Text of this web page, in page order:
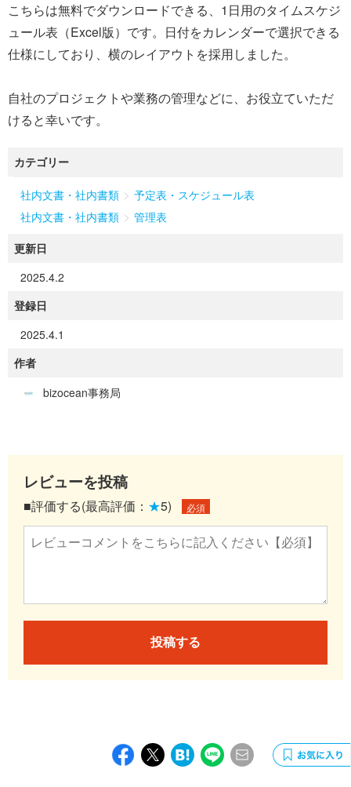
こちらは無料でダウンロードできる、1日用のタイムスケジ
ュール表（Excel版）です。日付をカレンダーで選択できる
仕様にしており、横のレイアウトを採用しました。
自社のプロジェクトや業務の管理などに、お役立ていただ
けると幸いです。
カテゴリー
社内文書・社内書類 > 予定表・スケジュール表
社内文書・社内書類 > 管理表
更新日
2025.4.2
登録日
2025.4.1
作者
bizocean事務局
レビューを投稿
■評価する(最高評価： ★5) 必須
投稿する